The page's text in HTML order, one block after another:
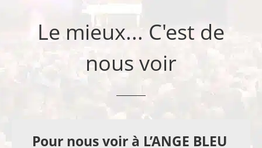
Le mieux... C'est de
nous voir
Pour nous voir à L’ANGE BLEU